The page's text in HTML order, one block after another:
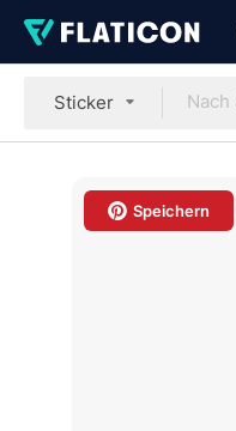
Sticker
Speichern